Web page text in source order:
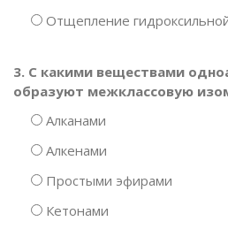
Отщепление
3. С какими веществами
образуют межклассовую
Алканами
Алкенами
Простыми эфирами
Кетонами